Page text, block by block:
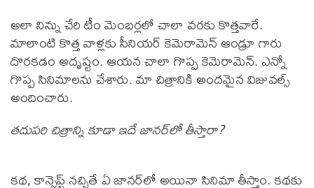
అలా నిన్ను చేరి టీం మెంబర్లలో చాలా వరకు కొత్తవారే.
మాలాంటి కొత్త వాళ్లకు సీనియర్ కెమెరామెన్ ఆండ్రూ గారు
దొరకడం అదృష్టం. ఆయన చాలా గొప్ప కెమెరామెన్. ఎన్నో
గొప్ప సినిమాలను చేశారు. మా చిత్రానికి అందమైన విజువల్స్
అందించారు.
తదుపరి చిత్రాన్ని కూడా ఇదే జానర్‌లో తీస్తారా?
కథ, కాన్సెప్ట్ నచ్చితే ఏ జానర్‌లో అయినా సినిమా తీస్తాం. కథకు